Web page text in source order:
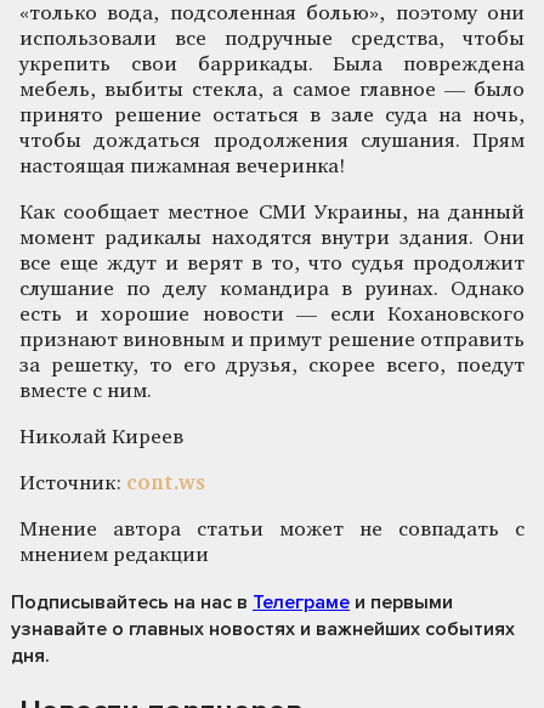
«только вода, подсоленная болью», поэтому они
использовали все подручные средства, чтобы
укрепить свои баррикады. Была повреждена
мебель, выбиты стекла, а самое главное — было
принято решение остаться в зале суда на ночь,
чтобы дождаться продолжения слушания. Прям
настоящая пижамная вечеринка!
Как сообщает местное СМИ Украины, на данный
момент радикалы находятся внутри здания. Они
все еще ждут и верят в то, что судья продолжит
слушание по делу командира в руинах. Однако
есть и хорошие новости — если Кохановского
признают виновным и примут решение отправить
за решетку, то его друзья, скорее всего, поедут
вместе с ним.
Николай Киреев
Источник: cont.ws
Мнение автора статьи может не совпадать с
мнением редакции
Подписывайтесь на нас в Телеграме и первыми
узнавайте о главных новостях и важнейших событиях
дня.